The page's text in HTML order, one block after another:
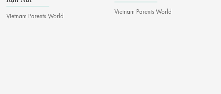
Vietnam Parents World
Vietnam Parents World